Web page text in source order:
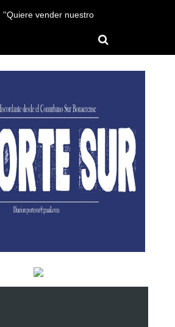
''Hay un millón de pobres